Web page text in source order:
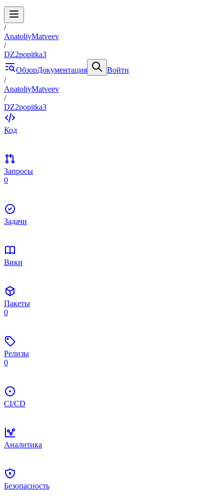
/
AnatoliyMatveev
/
DZ2popitka3
ОбзорДокументация
Войти
/
AnatoliyMatveev
/
DZ2popitka3
Код
Запросы
0
Задачи
Вики
Пакеты
0
Релизы
0
CI/CD
Аналитика
Безопасность